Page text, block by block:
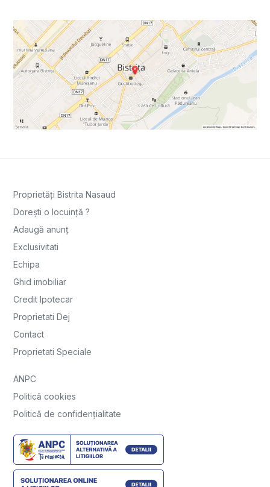
Proprietăți Bistrita Nasaud
Dorești o locuință ?
Adaugă anunț
Exclusivitati
Echipa
Ghid imobiliar
Credit Ipotecar
Proprietati Dej
Contact
Proprietati Speciale
ANPC
Politică cookies
Politică de confidențialitate